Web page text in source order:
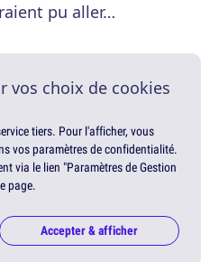
pu aller…
vos choix de cookies
tiers. Pour l'afficher, vous
vos paramètres de confidentialité.
via le lien "Paramètres de Gestion
page.
Accepter & afficher